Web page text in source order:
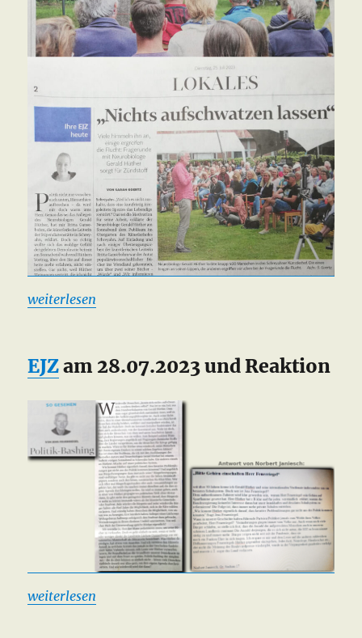
weiterlesen
EJZam 28.07.2023 und Reaktion
weiterlesen